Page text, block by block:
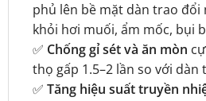
phủ lên bề mặt dàn trao đổi
khỏi hơi muối, ẩm mốc, bụi
✅ Chống gỉ sét và ăn mòn
thọ gấp 1.5–2 lần so với dàn
✅ Tăng hiệu suất truyền